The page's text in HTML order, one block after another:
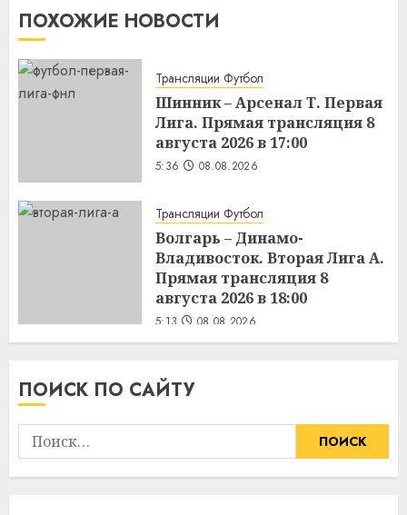
ПОХОЖИЕ НОВОСТИ
Трансляции Футбол
Шинник – Арсенал Т. Первая
Лига. Прямая трансляция 8
августа 2026 в 17:00
5:36 08.08.2026
Трансляции Футбол
Волгарь – Динамо-
Владивосток. Вторая Лига А.
Прямая трансляция 8
августа 2026 в 18:00
5:13 08.08.2026
ПОИСК ПО САЙТУ
Найти: